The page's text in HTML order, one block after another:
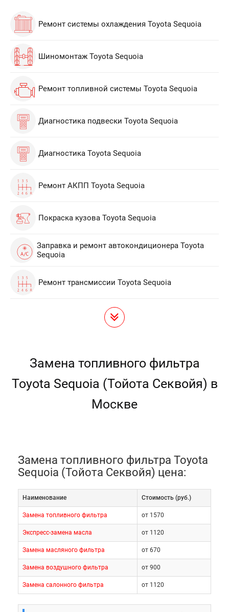
Ремонт системы охлаждения Toyota Sequoia
Шиномонтаж Toyota Sequoia
Ремонт топливной системы Toyota Sequoia
Диагностика подвески Toyota Sequoia
Диагностика Toyota Sequoia
Ремонт АКПП Toyota Sequoia
Покраска кузова Toyota Sequoia
Заправка и ремонт автокондиционера Toyota
Sequoia
Ремонт трансмиссии Toyota Sequoia
Замена топливного фильтра
Toyota Sequoia (Тойота Секвойя) в
Москве
Замена топливного фильтра Toyota
Sequoia (Тойота Секвойя) цена:
Наименование Cтоимость (руб.)
Замена топливного фильтра от 1570
Экспресс-замена масла от 1120
Замена масляного фильтра от 670
Замена воздушного фильтра от 900
Замена салонного фильтра от 1120